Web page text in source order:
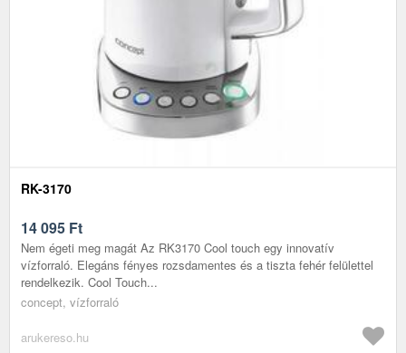
RK-3170
14 095 Ft
Nem égeti meg magát Az RK3170 Cool touch egy innovatív
vízforraló. Elegáns fényes rozsdamentes és a tiszta fehér felülettel
rendelkezik. Cool Touch...
concept, vízforraló
arukereso.hu